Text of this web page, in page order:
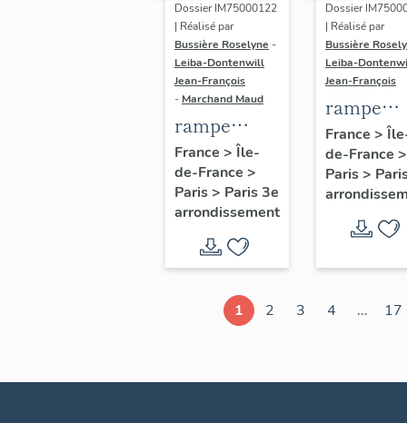
Dossier IM75000122
| Réalisé par
Bussière Roselyne -
Leiba-Dontenwill
Jean-François
- Marchand Maud
rampe
d'appui,
escalier de
la maison à
cochère
(non étudié)
France > Île-
de-France >
Paris> Paris 3e
arrondissement
Dossier
| Réalisé par
Bussière
Leiba-
Jean-François
rampe
d'appui,
escalier
la
cochère
(non
France >
de-France >
Paris>
1 2 3 4 ... 17